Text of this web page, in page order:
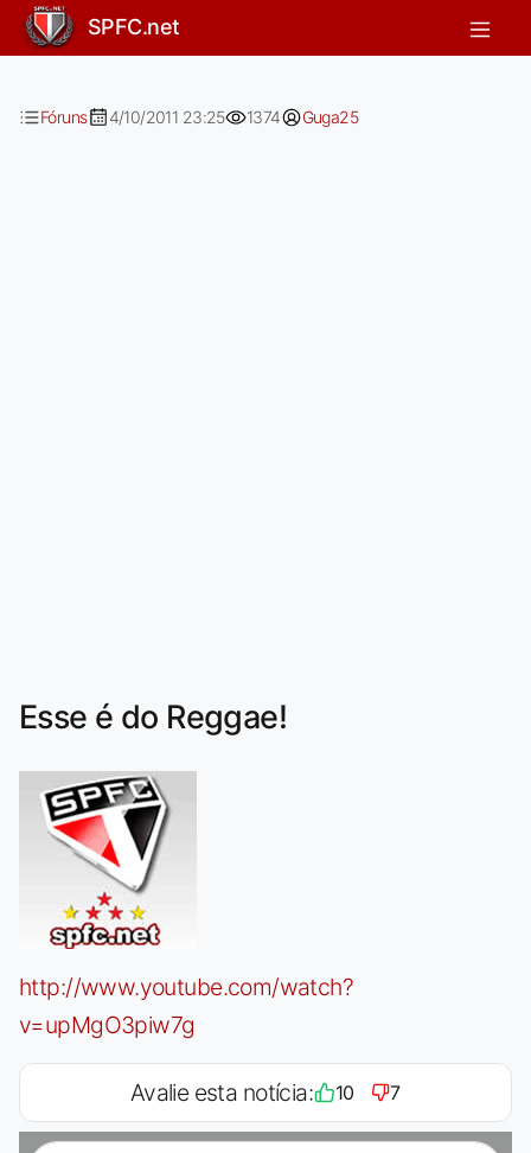
Esse é do Reggae!
SPFC.net
Fóruns 4/10/2011 23:25 1374 Guga25
Esse é do Reggae!
http://www.youtube.com/watch?
v=upMgO3piw7g
Avalie esta notícia: 10 7